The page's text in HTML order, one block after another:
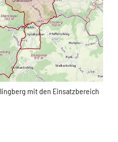
mit den Einsatzbereich